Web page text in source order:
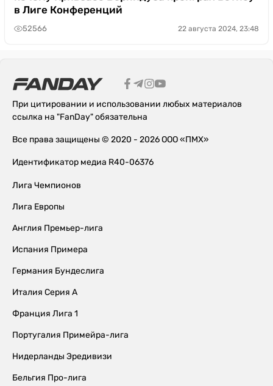
в Лиге Конференций
52566 22 августа 2024, 23:48
При цитировании и использовании любых материалов
ссылка на "FanDay" обязательна
Все права защищены © 2020 - 2026 ООО «ПМХ»
Идентификатор медиа R40-06376
Лига Чемпионов
Лига Европы
Англия Премьер-лига
Испания Примера
Германия Бундеслига
Италия Серия А
Франция Лига 1
Португалия Примейра-лига
Нидерланды Эредивизи
Бельгия Про-лига